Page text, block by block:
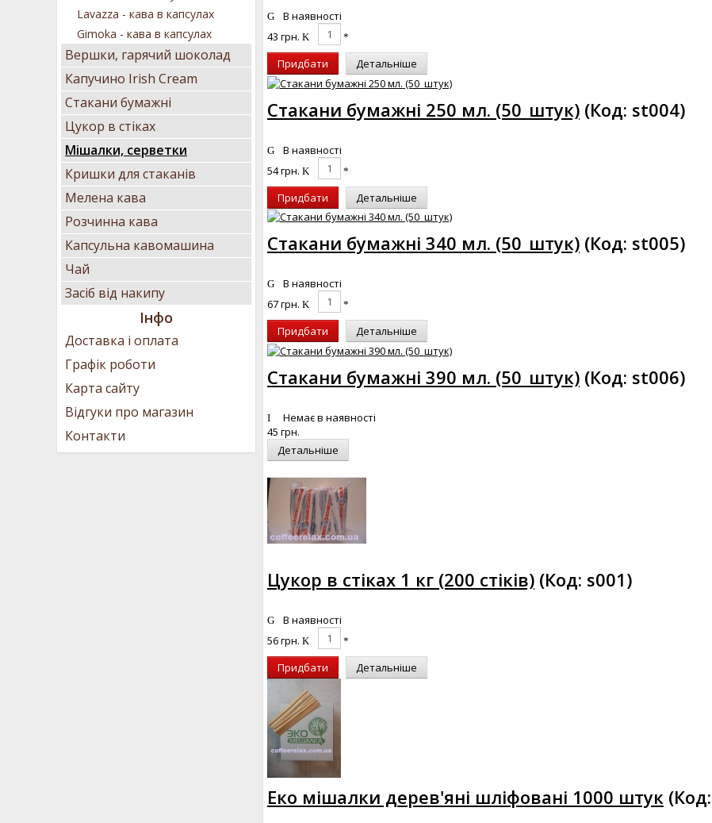
В наявності
43 грн.
Придбати
Детальніше
Стакани бумажні 250 мл. (50_штук) (Код: st004)
В наявності
54 грн.
Придбати
Детальніше
Стакани бумажні 340 мл. (50_штук) (Код: st005)
В наявності
67 грн.
Придбати
Детальніше
Стакани бумажні 390 мл. (50_штук) (Код: st006)
Немає в наявності
45 грн.
Детальніше
Цукор в стіках 1 кг (200 стіків) (Код: s001)
В наявності
56 грн.
Придбати
Детальніше
Еко мішалки дерев'яні шліфовані 1000 штук (Код:
Lavazza - кава в капсулах
Gimoka - кава в капсулах
Вершки, гарячий шоколад
Капучино Irish Cream
Стакани бумажні
Цукор в стіках
Мішалки, серветки
Кришки для стаканів
Мелена кава
Розчинна кава
Капсульна кавомашина
Чай
Засіб від накипу
Інфо
Доставка і оплата
Графік роботи
Карта сайту
Відгуки про магазин
Контакти